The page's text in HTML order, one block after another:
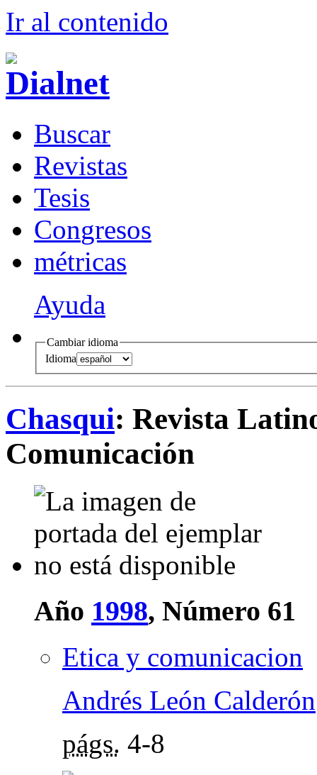
Ir al contenido
Buscar
Revistas
Tesis
Congresos
métricas
Ayuda
Cambiar idioma
Idioma
Chasqui: Revista
Comunicación
Año 1998, Número 61
Etica y comunicacion
Andrés León Calderón
págs. 4-8